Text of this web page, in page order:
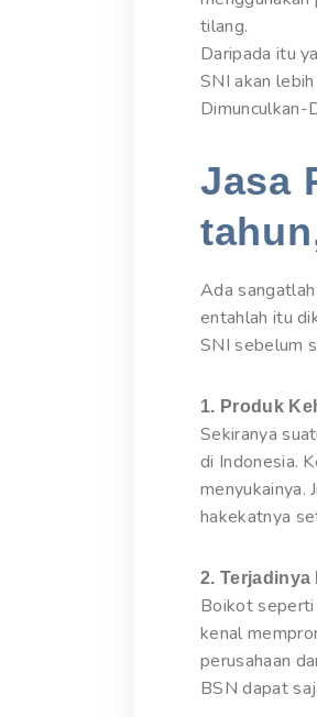
tilang.
Daripada itu
SNI akan
Dimunculkan-
Jasa
Ada
entahlah itu
SNI sebelum
1. Produk
Sekiranya
di Indonesia.
menyukainya.
hakekatnya
2.
Boikot seperti
kenal
perusahaan
BSN dapat